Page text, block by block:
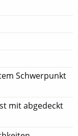
Schwerpunkt
mit abgedeckt